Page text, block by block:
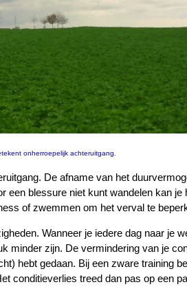
onherroepelijk achteruitgang.
De afname van het
een blessure niet kunt wandelen kan je
of zwemmen om het verval te
Wanneer je iedere dag naar je
minder zijn. De vermindering van je
hebt gedaan. Bij een zware training
conditieverlies treed dan pas op een